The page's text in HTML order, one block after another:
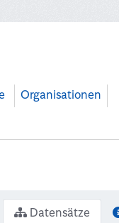
Organisationen
Datensätze